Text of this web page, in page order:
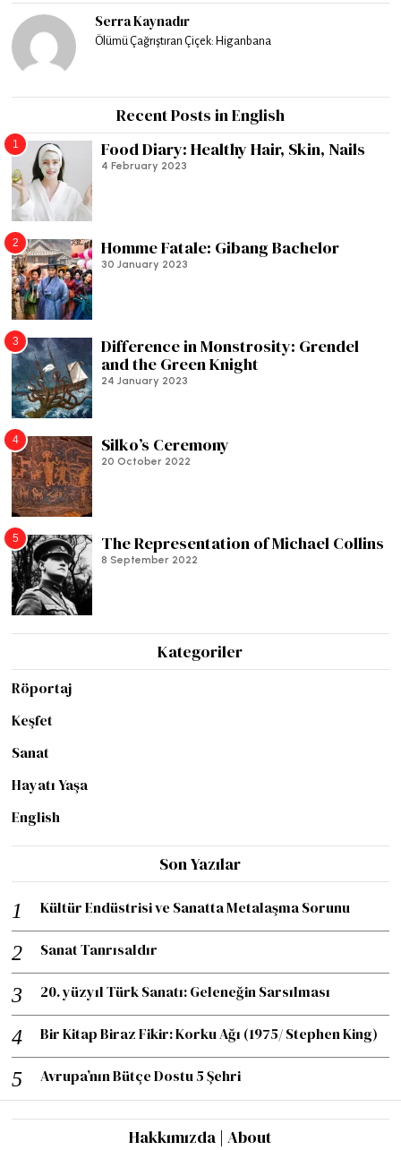
Serra Kaynadır
Ölümü Çağrıştıran Çiçek: Higanbana
Recent Posts in English
1 Food Diary: Healthy Hair, Skin, Nails
4 February 2023
2 Homme Fatale: Gibang Bachelor
30 January 2023
3
Difference in Monstrosity: Grendel
and the Green Knight
24 January 2023
4 Silko’s Ceremony
20 October 2022
5 The Representation of Michael Collins
8 September 2022
Kategoriler
Röportaj
Keşfet
Sanat
Hayatı Yaşa
English
Son Yazılar
Kültür Endüstrisi ve Sanatta Metalaşma Sorunu
Sanat Tanrısaldır
20. yüzyıl Türk Sanatı: Geleneğin Sarsılması
Bir Kitap Biraz Fikir: Korku Ağı (1975/ Stephen King)
Avrupa’nın Bütçe Dostu 5 Şehri
Hakkımızda | About